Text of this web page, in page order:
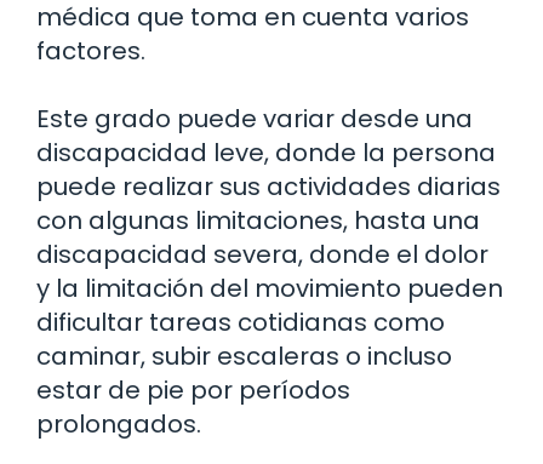
médica que toma en cuenta varios
factores.
Este grado puede variar desde una
discapacidad leve, donde la persona
puede realizar sus actividades diarias
con algunas limitaciones, hasta una
discapacidad severa, donde el dolor
y la limitación del movimiento pueden
dificultar tareas cotidianas como
caminar, subir escaleras o incluso
estar de pie por períodos
prolongados.